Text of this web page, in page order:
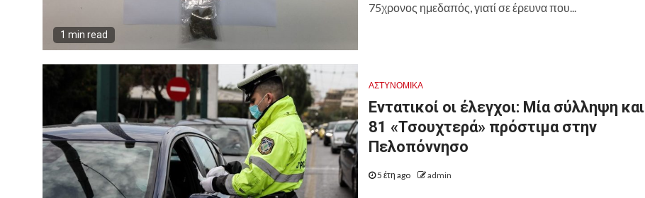
1 min read
75χρονος ημεδαπός, γιατί σε έρευνα που...
ΑΣΤΥΝΟΜΙΚΑ
Εντατικοί οι έλεγχοι: Μία σύλληψη και
81 «Τσουχτερά» πρόστιμα στην
Πελοπόννησο
5 έτη ago admin